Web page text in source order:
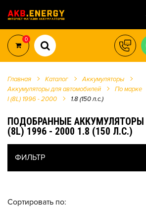
0
Главная Каталог
Аккумуляторы
Аккумуляторы для автомобилей
По марке
I (8L) 1996 - 2000
1.8 (150 л.с.)
ПОДОБРАННЫЕ АККУМУЛЯТОРЫ
(8L) 1996 - 2000 1.8 (150 Л.С.)
ФИЛЬТР
Сортировать по: